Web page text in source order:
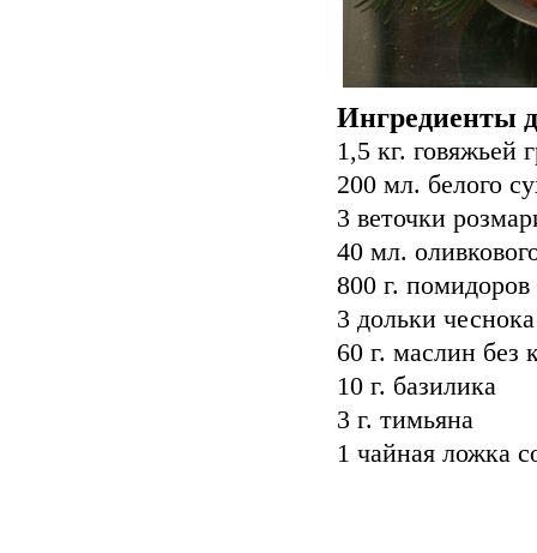
Ингредиенты
1,5 кг. говяжьей
200 мл. белого
3 веточки
40 мл.
800 г. помидоров
3 дольки чеснока
60 г. маслин без
10 г. базилика
3 г. тимьяна
1 чайная ложка